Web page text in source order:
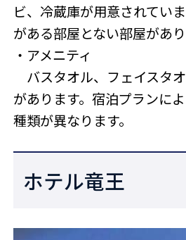
ビ、冷蔵庫が用意されてい
がある部屋とない部屋があり
・アメニティ
バスタオル、フェイスタ
があります。宿泊プランに
種類が異なります。
ホテル竜王